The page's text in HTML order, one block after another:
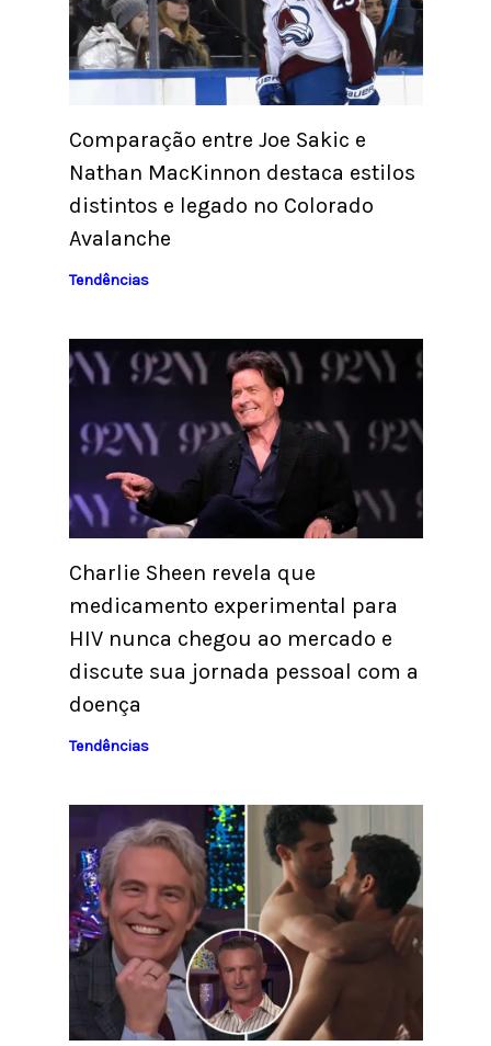
Comparação entre Joe Sakic e
Nathan MacKinnon destaca estilos
distintos e legado no Colorado
Avalanche
Tendências
Charlie Sheen revela que
medicamento experimental para
HIV nunca chegou ao mercado e
discute sua jornada pessoal com a
doença
Tendências